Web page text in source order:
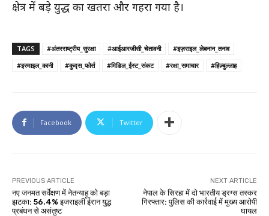
क्षेत्र में बड़े युद्ध का खतरा और गहरा गया है।
TAGS #अंतरराष्ट्रीय_सुरक्षा #आईआरजीसी_चेतावनी
#इज़राइल_लेबनान_तनाव
#इस्माइल_कानी
#कुद्स_फोर्स #मिडिल_ईस्ट_संकट #रक्षा_समाचार #हिज़्बुल्लाह
Facebook Twitter
PREVIOUS ARTICLE
नए जनमत सर्वेक्षण में नेतन्याहू को बड़ा
झटका: 56.4% इजराइली ईरान युद्ध
प्रबंधन से असंतुष्ट
NEXT ARTICLE
नेपाल के सिरहा में दो भारतीय ड्रग्स तस्कर
गिरफ्तार: पुलिस की कार्रवाई में मुख्य आरोपी
घायल